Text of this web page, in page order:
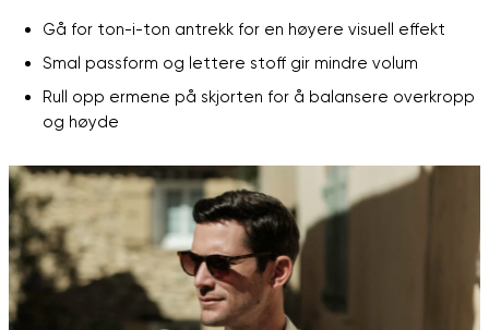
Gå for ton-i-ton antrekk for en høyere visuell effekt
Smal passform og lettere stoff gir mindre volum
Rull opp ermene på skjorten for å balansere overkropp
og høyde